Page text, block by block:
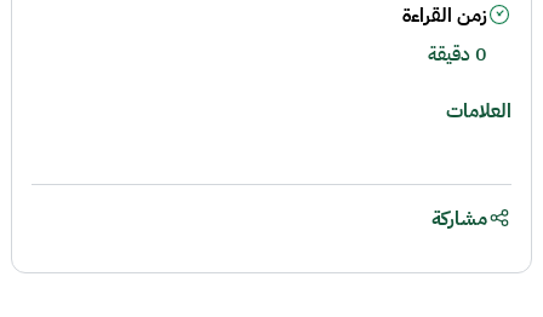
زمن القراءة
0 دقيقة
العلامات
مشاركة